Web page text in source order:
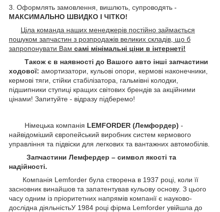
3. Оформлять замовлення, вишлють, супроводять -
МАКСИМАЛЬНО ШВИДКО І ЧІТКО!
Ціла команда наших менеджерів постійно займається
пошуком запчастин з розпродажів великих складів, що б
запропонувати Вам самі мінімальні ціни в інтернеті!
Також є в наявності до Вашого авто інші запчастини
ходової: амортизатори, кульові опори, кермові наконечники,
кермові тяги, стійки стабілізатора, гальмівні колодки,
підшипники ступиці кращих світових брендів за акційними
цінами! Запитуйте - відразу підберемо!
Німецька компанія LEMFORDER (Лемфордер) -
найвідоміший європейський виробник систем кермового
управління та підвіски для легкових та вантажних автомобілів.
Запчастини Лемфердер – символ якості та
надійності.
Компанія Lemforder була створена в 1937 році, коли її
засновник винайшов та запатентував кульову основу. З цього
часу одним із пріоритетних напрямів компанії є науково-
дослідна діяльністьУ 1984 році фірма Lemforder увійшла до